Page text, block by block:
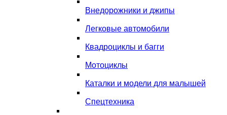
Внедорожники и джипы
Легковые автомобили
Квадроциклы и багги
Мотоциклы
Каталки и модели для малышей
Спецтехника